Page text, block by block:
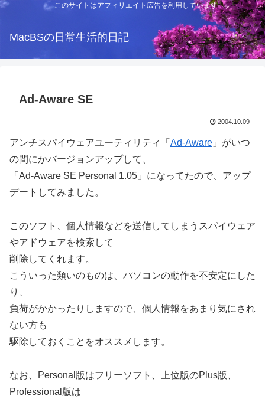
このサイトはアフィリエイト広告を利用しています
MacBSの日常生活的日記
Ad-Aware SE
2004.10.09
アンチスパイウェアユーティリティ「 Ad-Aware 」がいつ
の間にかバージョンアップして、
「Ad-Aware SE Personal 1.05」になってたので、アップ
デートしてみました。
このソフト、個人情報などを送信してしまうスパイウェア
やアドウェアを検索して
削除してくれます。
こういった類いのものは、パソコンの動作を不安定にした
り、
負荷がかかったりしますので、個人情報をあまり気にされ
ない方も
駆除しておくことをオススメします。
なお、Personal版はフリーソフト、上位版のPlus版、
Professional版は